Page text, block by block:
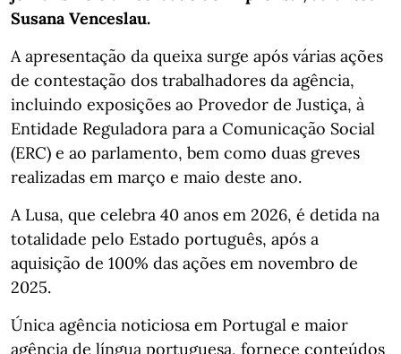
Susana Venceslau.
A apresentação da queixa surge após várias ações
de contestação dos trabalhadores da agência,
incluindo exposições ao Provedor de Justiça, à
Entidade Reguladora para a Comunicação Social
(ERC) e ao parlamento, bem como duas greves
realizadas em março e maio deste ano.
A Lusa, que celebra 40 anos em 2026, é detida na
totalidade pelo Estado português, após a
aquisição de 100% das ações em novembro de
2025.
Única agência noticiosa em Portugal e maior
agência de língua portuguesa, fornece conteúdos